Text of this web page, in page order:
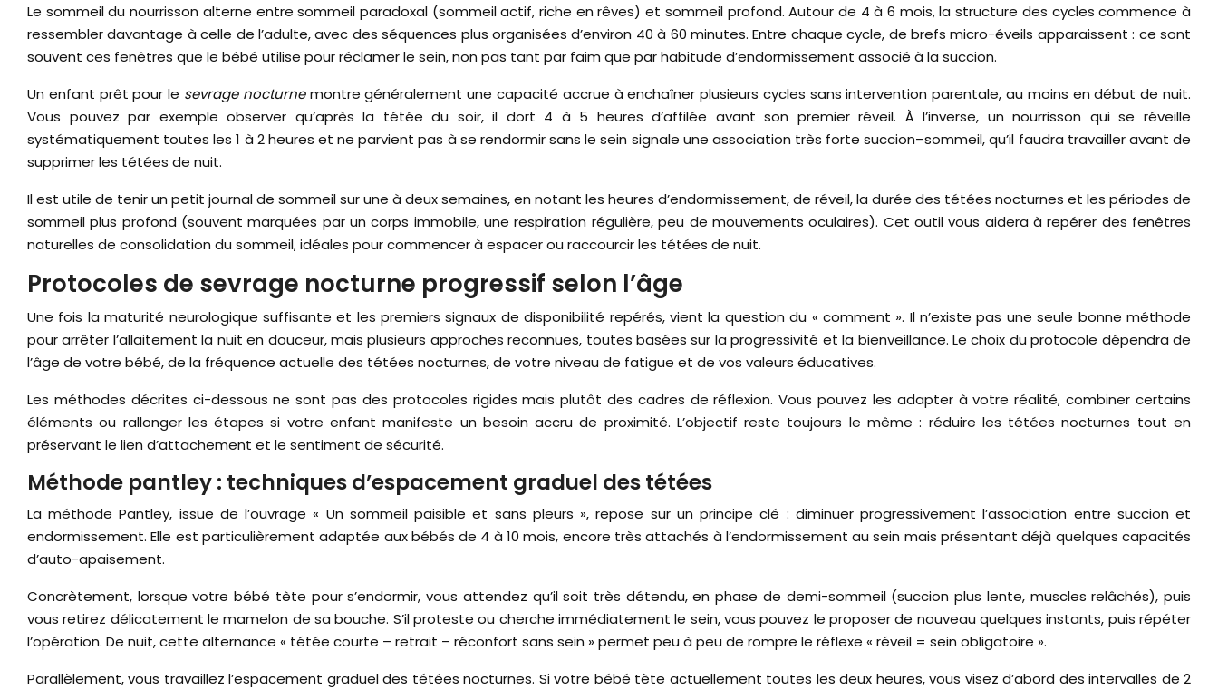
Le sommeil du nourrisson alterne entre sommeil paradoxal (sommeil actif, riche en rêves) et sommeil profond. Autour de 4 à 6 mois, la structure des cycles commence à
ressembler davantage à celle de l’adulte, avec des séquences plus organisées d’environ 40 à 60 minutes. Entre chaque cycle, de brefs micro-éveils apparaissent : ce sont
souvent ces fenêtres que le bébé utilise pour réclamer le sein, non pas tant par faim que par habitude d’endormissement associé à la succion.
Un enfant prêt pour le sevrage nocturnemontre généralement une capacité accrue à enchaîner plusieurs cycles sans intervention parentale, au moins en début de nuit.
Vous pouvez par exemple observer qu’après la tétée du soir, il dort 4 à 5 heures d’affilée avant son premier réveil. À l’inverse, un nourrisson qui se réveille
systématiquement toutes les 1 à 2 heures et ne parvient pas à se rendormir sans le sein signale une association très forte succion–sommeil, qu’il faudra travailler avant de
supprimer les tétées de nuit.
Il est utile de tenir un petit journal de sommeil sur une à deux semaines, en notant les heures d’endormissement, de réveil, la durée des tétées nocturnes et les périodes de
sommeil plus profond (souvent marquées par un corps immobile, une respiration régulière, peu de mouvements oculaires). Cet outil vous aidera à repérer des fenêtres
naturelles de consolidation du sommeil, idéales pour commencer à espacer ou raccourcir les tétées de nuit.
Protocoles de sevrage nocturne progressif selon l’âge
Une fois la maturité neurologique suffisante et les premiers signaux de disponibilité repérés, vient la question du « comment ». Il n’existe pas une seule bonne méthode
pour arrêter l’allaitement la nuit en douceur, mais plusieurs approches reconnues, toutes basées sur la progressivité et la bienveillance. Le choix du protocole dépendra de
l’âge de votre bébé, de la fréquence actuelle des tétées nocturnes, de votre niveau de fatigue et de vos valeurs éducatives.
Les méthodes décrites ci-dessous ne sont pas des protocoles rigides mais plutôt des cadres de réflexion. Vous pouvez les adapter à votre réalité, combiner certains
éléments ou rallonger les étapes si votre enfant manifeste un besoin accru de proximité. L’objectif reste toujours le même : réduire les tétées nocturnes tout en
préservant le lien d’attachement et le sentiment de sécurité.
Méthode pantley : techniques d’espacement graduel des tétées
La méthode Pantley, issue de l’ouvrage « Un sommeil paisible et sans pleurs », repose sur un principe clé : diminuer progressivement l’association entre succion et
endormissement. Elle est particulièrement adaptée aux bébés de 4 à 10 mois, encore très attachés à l’endormissement au sein mais présentant déjà quelques capacités
d’auto-apaisement.
Concrètement, lorsque votre bébé tète pour s’endormir, vous attendez qu’il soit très détendu, en phase de demi-sommeil (succion plus lente, muscles relâchés), puis
vous retirez délicatement le mamelon de sa bouche. S’il proteste ou cherche immédiatement le sein, vous pouvez le proposer de nouveau quelques instants, puis répéter
l’opération. De nuit, cette alternance « tétée courte – retrait – réconfort sans sein » permet peu à peu de rompre le réflexe « réveil = sein obligatoire ».
Parallèlement, vous travaillez l’espacement graduel des tétées nocturnes. Si votre bébé tète actuellement toutes les deux heures, vous visez d’abord des intervalles de 2